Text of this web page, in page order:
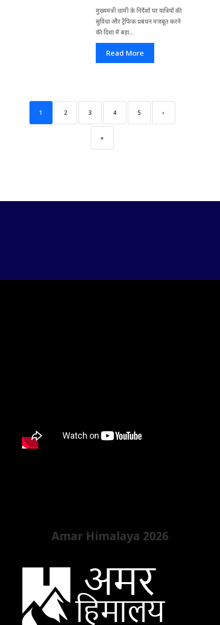
मुख्यमंत्री धामी के निर्देशों पर यात्रियों की
सुविधा और ट्रैफिक प्रबंधन मजबूत करने
की दिशा में बड़ा...
Read More
1 2 3 4 5 ›
»
Amar Himalaya 2026